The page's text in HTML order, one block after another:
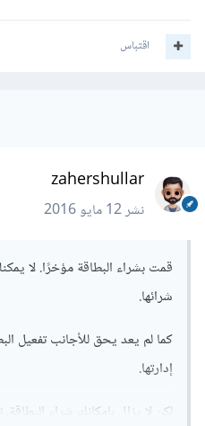
اقتباس
zahershullar
نشر12 مايو 2016
قمت بشراء البطاقة مؤخرًا. لا
شرائها.
كما لم يعد يحق للأجانب تفعيل
إدارتها.
لكن لا يزال بإمكانك شراء